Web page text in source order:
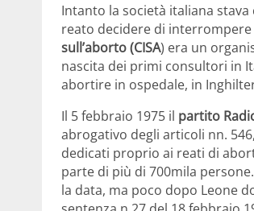
Intanto la società italiana
reato decidere di
sull’aborto (CISA) era un
nascita dei primi consultori in
abortire in ospedale, in
Il 5 febbraio 1975 il partito
abrogativo degli articoli nn.
dedicati proprio ai reati di
parte di più di 700mila
la data, ma poco dopo Leone